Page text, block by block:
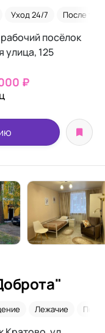
Уход 24/7 После
посёлок
улица, 125
₽
Лежачие